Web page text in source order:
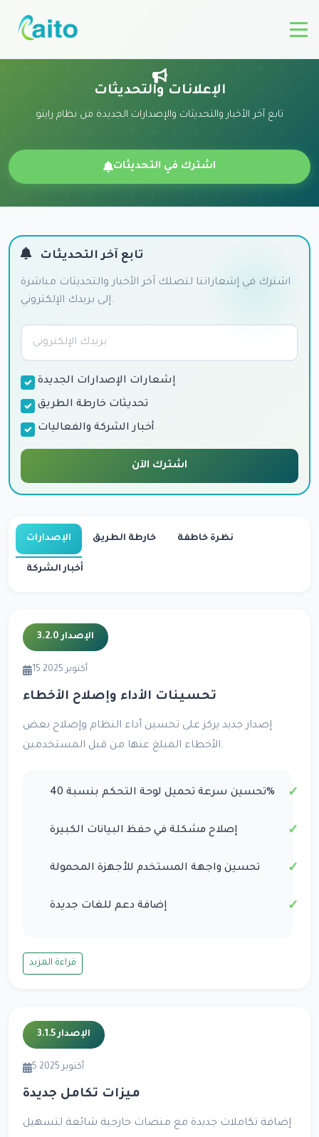
الإعلانات والتحديثات
تابع آخر الأخبار والتحديثات والإصدارات الجديدة من نظام رايتو
اشترك في التحديثات
تابع آخر التحديثات
اشترك في إشعاراتنا لتصلك آخر الأخبار والتحديثات مباشرة
إلى بريدك الإلكتروني.
إشعارات الإصدارات الجديدة
تحديثات خارطة الطريق
أخبار الشركة والفعاليات
اشترك الآن
الإصدارات خارطة الطريق نظرة خاطفة
أخبار الشركة
الإصدار 3.2.0
15 أكتوبر 2025
تحسينات الأداء وإصلاح الأخطاء
إصدار جديد يركز على تحسين أداء النظام وإصلاح بعض
الأخطاء المبلغ عنها من قبل المستخدمين.
تحسين سرعة تحميل لوحة التحكم بنسبة 40%
إصلاح مشكلة في حفظ البيانات الكبيرة
تحسين واجهة المستخدم للأجهزة المحمولة
إضافة دعم للغات جديدة
قراءة المزيد
الإصدار 3.1.5
5 أكتوبر 2025
ميزات تكامل جديدة
إضافة تكاملات جديدة مع منصات خارجية شائعة لتسهيل